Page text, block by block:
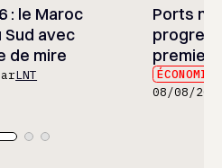
: le Maroc
Sud avec
de mire
LNT
Ports
premier
08/08/